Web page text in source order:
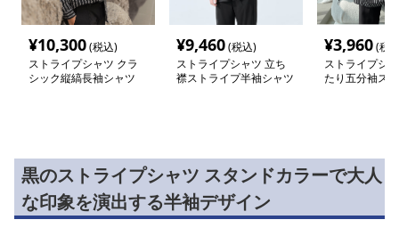
¥10,300(税込)
ストライプシャツ クラ
シック縦縞長袖シャツ
¥9,460(税込)
ストライプシャツ 立ち
襟ストライプ半袖シャツ
¥3,960(税
ストライプシ
たり五分袖ス
黒のストライプシャツ スタンドカラーで大人
な印象を演出する半袖デザイン